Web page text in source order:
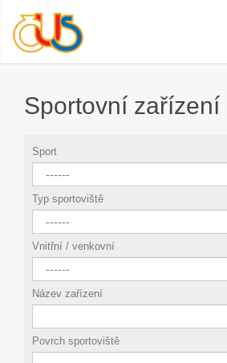
Sportovní zařízení
Sport
Typ sportoviště
Vnitřní / venkovní
Název zařízení
Povrch sportoviště